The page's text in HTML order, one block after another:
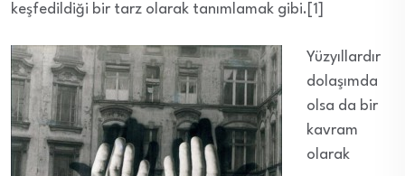
keşfedildiği bir tarz olarak tanımlamak gibi.[1]
Yüzyıllardır
dolaşımda
olsa da bir
kavram
olarak